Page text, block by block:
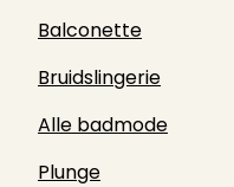
Balconette
Bruidslingerie
Alle badmode
Plunge